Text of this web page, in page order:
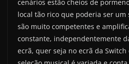
cenários estão cheios de
local tão rico que poderia ser um
são muito competentes e
constante, independentemente
ecrã, quer seja no ecrã da